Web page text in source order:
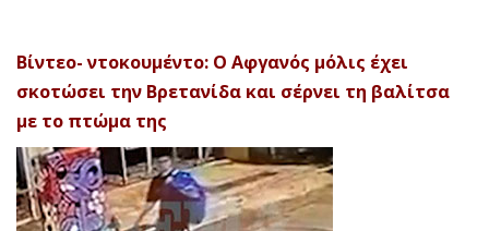
Βίντεο- ντοκουμέντο: Ο Αφγανός μόλις έχει
σκοτώσει την Βρετανίδα και σέρνει τη βαλίτσα
με το πτώμα της